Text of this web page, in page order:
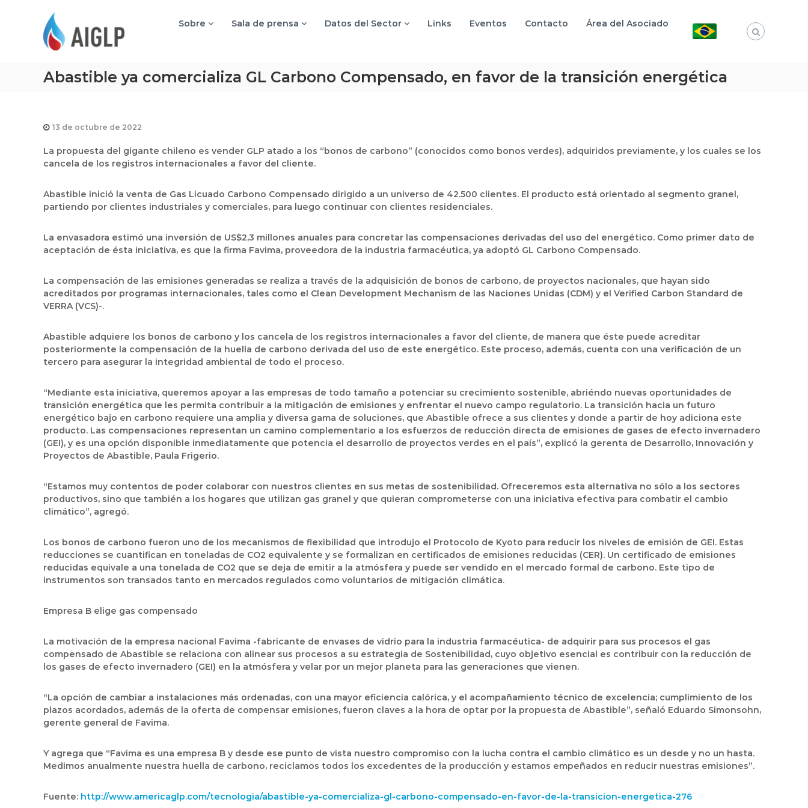
Sobre Sala de prensa Datos del Sector Links Eventos Contacto Área del Asociado
Abastible ya comercializa GL Carbono Compensado, en favor de la transición energética
13 de octubre de 2022
La propuesta del gigante chileno es vender GLP atado a los “bonos de carbono” (conocidos como bonos verdes), adquiridos previamente, y los cuales se los
cancela de los registros internacionales a favor del cliente.
Abastible inició la venta de Gas Licuado Carbono Compensado dirigido a un universo de 42.500 clientes. El producto está orientado al segmento granel,
partiendo por clientes industriales y comerciales, para luego continuar con clientes residenciales.
La envasadora estimó una inversión de US$2,3 millones anuales para concretar las compensaciones derivadas del uso del energético. Como primer dato de
aceptación de ésta iniciativa, es que la firma Favima, proveedora de la industria farmacéutica, ya adoptó GL Carbono Compensado.
La compensación de las emisiones generadas se realiza a través de la adquisición de bonos de carbono, de proyectos nacionales, que hayan sido
acreditados por programas internacionales, tales como el Clean Development Mechanism de las Naciones Unidas (CDM) y el Verified Carbon Standard de
VERRA (VCS)-.
Abastible adquiere los bonos de carbono y los cancela de los registros internacionales a favor del cliente, de manera que éste puede acreditar
posteriormente la compensación de la huella de carbono derivada del uso de este energético. Este proceso, además, cuenta con una verificación de un
tercero para asegurar la integridad ambiental de todo el proceso.
“Mediante esta iniciativa, queremos apoyar a las empresas de todo tamaño a potenciar su crecimiento sostenible, abriéndo nuevas oportunidades de
transición energética que les permita contribuir a la mitigación de emisiones y enfrentar el nuevo campo regulatorio. La transición hacia un futuro
energético bajo en carbono requiere una amplia y diversa gama de soluciones, que Abastible ofrece a sus clientes y donde a partir de hoy adiciona este
producto. Las compensaciones representan un camino complementario a los esfuerzos de reducción directa de emisiones de gases de efecto invernadero
(GEI), y es una opción disponible inmediatamente que potencia el desarrollo de proyectos verdes en el país”, explicó la gerenta de Desarrollo, Innovación y
Proyectos de Abastible, Paula Frigerio.
“Estamos muy contentos de poder colaborar con nuestros clientes en sus metas de sostenibilidad. Ofreceremos esta alternativa no sólo a los sectores
productivos, sino que también a los hogares que utilizan gas granel y que quieran comprometerse con una iniciativa efectiva para combatir el cambio
climático”, agregó.
Los bonos de carbono fueron uno de los mecanismos de flexibilidad que introdujo el Protocolo de Kyoto para reducir los niveles de emisión de GEI. Estas
reducciones se cuantifican en toneladas de CO2 equivalente y se formalizan en certificados de emisiones reducidas (CER). Un certificado de emisiones
reducidas equivale a una tonelada de CO2 que se deja de emitir a la atmósfera y puede ser vendido en el mercado formal de carbono. Este tipo de
instrumentos son transados tanto en mercados regulados como voluntarios de mitigación climática.
Empresa B elige gas compensado
La motivación de la empresa nacional Favima -fabricante de envases de vidrio para la industria farmacéutica- de adquirir para sus procesos el gas
compensado de Abastible se relaciona con alinear sus procesos a su estrategia de Sostenibilidad, cuyo objetivo esencial es contribuir con la reducción de
los gases de efecto invernadero (GEI) en la atmósfera y velar por un mejor planeta para las generaciones que vienen.
“La opción de cambiar a instalaciones más ordenadas, con una mayor eficiencia calórica, y el acompañamiento técnico de excelencia; cumplimiento de los
plazos acordados, además de la oferta de compensar emisiones, fueron claves a la hora de optar por la propuesta de Abastible”, señaló Eduardo Simonsohn,
gerente general de Favima.
Y agrega que “Favima es una empresa B y desde ese punto de vista nuestro compromiso con la lucha contra el cambio climático es un desde y no un hasta.
Medimos anualmente nuestra huella de carbono, reciclamos todos los excedentes de la producción y estamos empeñados en reducir nuestras emisiones”.
Fuente: http://www.americaglp.com/tecnologia/abastible-ya-comercializa-gl-carbono-compensado-en-favor-de-la-transicion-energetica-276